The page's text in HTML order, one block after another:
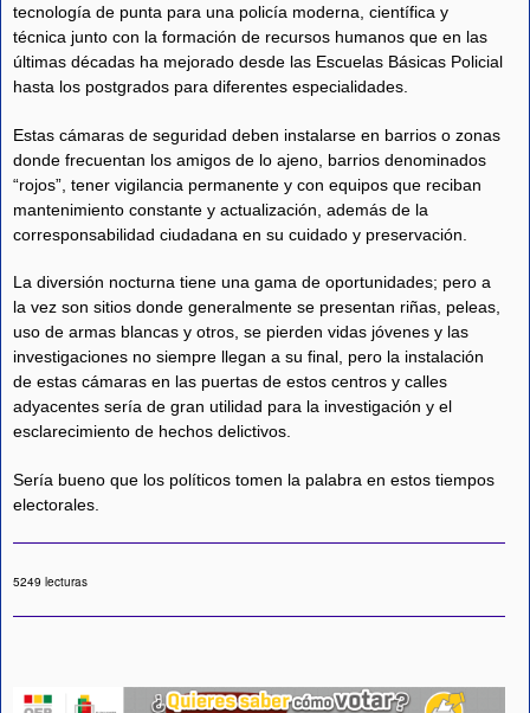
tecnología de punta para una policía moderna, científica y
técnica junto con la formación de recursos humanos que en las
últimas décadas ha mejorado desde las Escuelas Básicas Policial
hasta los postgrados para diferentes especialidades.
Estas cámaras de seguridad deben instalarse en barrios o zonas
donde frecuentan los amigos de lo ajeno, barrios denominados
“rojos”, tener vigilancia permanente y con equipos que reciban
mantenimiento constante y actualización, además de la
corresponsabilidad ciudadana en su cuidado y preservación.
La diversión nocturna tiene una gama de oportunidades; pero a
la vez son sitios donde generalmente se presentan riñas, peleas,
uso de armas blancas y otros, se pierden vidas jóvenes y las
investigaciones no siempre llegan a su final, pero la instalación
de estas cámaras en las puertas de estos centros y calles
adyacentes sería de gran utilidad para la investigación y el
esclarecimiento de hechos delictivos.
Sería bueno que los políticos tomen la palabra en estos tiempos
electorales.
5249 lecturas